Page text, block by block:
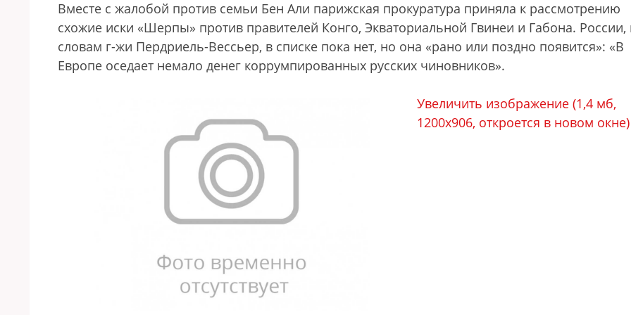
Вместе с жалобой против семьи Бен Али парижская прокуратура приняла к рассмотрению
схожие иски «Шерпы» против правителей Конго, Экваториальной Гвинеи и Габона. России,
словам г-жи Пердриель-Вессьер, в списке пока нет, но она «рано или поздно появится»: «В
Европе оседает немало денег коррумпированных русских чиновников».
Увеличить изображение (1,4 мб,
1200х906, откроется в новом окне)